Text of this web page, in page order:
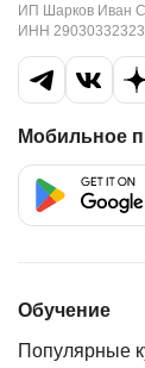
ИП Шарков Иван
ИНН
Мобильное
Обучение
Популярные